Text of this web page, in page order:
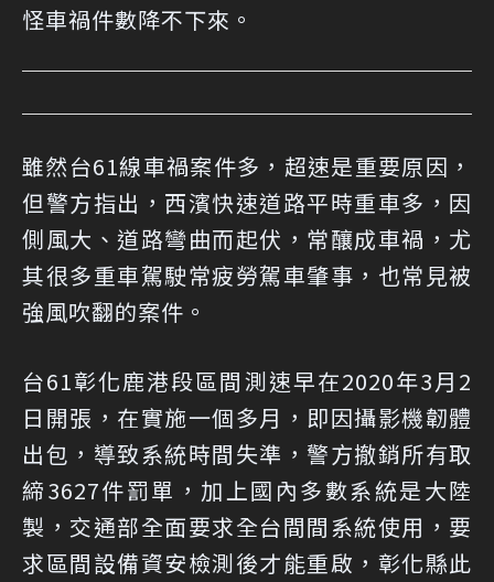
怪車禍件數降不下來。
雖然台61線車禍案件多，超速是重要原因，
但警方指出，西濱快速道路平時重車多，因
側風大、道路彎曲而起伏，常釀成車禍，尤
其很多重車駕駛常疲勞駕車肇事，也常見被
強風吹翻的案件。
台61彰化鹿港段區間測速早在2020年3月2
日開張，在實施一個多月，即因攝影機韌體
出包，導致系統時間失準，警方撤銷所有取
締3627件罰單，加上國內多數系統是大陸
製，交通部全面要求全台間間系統使用，要
求區間設備資安檢測後才能重啟，彰化縣此